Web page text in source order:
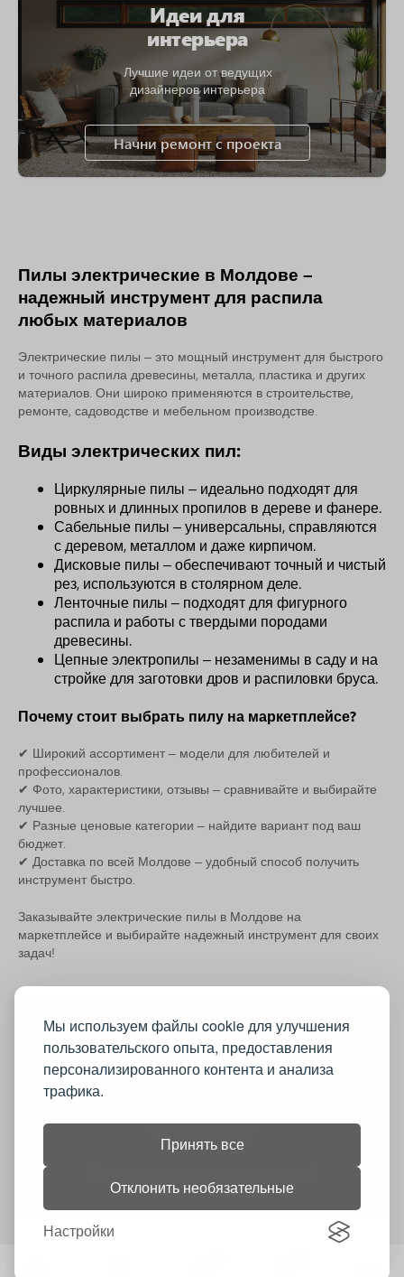
Мы используем файлы cookie для улучшения
пользовательского опыта, предоставления
персонализированного контента и анализа
трафика.
Принять все
Отклонить необязательные
Настройки
Идеи для
интерьера
Лучшие идеи от ведущих
дизайнеров интерьера
Начни ремонт с проекта
Пилы электрические в Молдове –
надежный инструмент для распила
любых материалов
Электрические пилы – это мощный инструмент для быстрого
и точного распила древесины, металла, пластика и других
материалов. Они широко применяются в строительстве,
ремонте, садоводстве и мебельном производстве.
Виды электрических пил:
Циркулярные пилы – идеально подходят для
ровных и длинных пропилов в дереве и фанере.
Сабельные пилы – универсальны, справляются
с деревом, металлом и даже кирпичом.
Дисковые пилы – обеспечивают точный и чистый
рез, используются в столярном деле.
Ленточные пилы – подходят для фигурного
распила и работы с твердыми породами
древесины.
Цепные электропилы – незаменимы в саду и на
стройке для заготовки дров и распиловки бруса.
Почему стоит выбрать пилу на маркетплейсе?
✔ Широкий ассортимент – модели для любителей и
профессионалов.
✔ Фото, характеристики, отзывы – сравнивайте и выбирайте
лучшее.
✔ Разные ценовые категории – найдите вариант под ваш
бюджет.
✔ Доставка по всей Молдове – удобный способ получить
инструмент быстро.
Заказывайте электрические пилы в Молдове на
маркетплейсе и выбирайте надежный инструмент для своих
задач!
Хотите продавать на construct.md?
товаров и услуг